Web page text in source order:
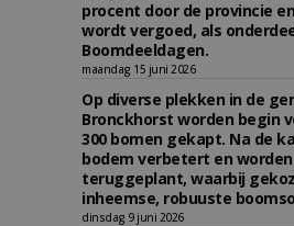
procent door de provincie
wordt vergoed, als
Boomdeeldagen.
maandag 15 juni 2026
Op diverse plekken in de
Bronckhorst worden begin
300 bomen gekapt. Na de
bodem verbetert en
teruggeplant, waarbij
inheemse, robuuste
dinsdag 9 juni 2026